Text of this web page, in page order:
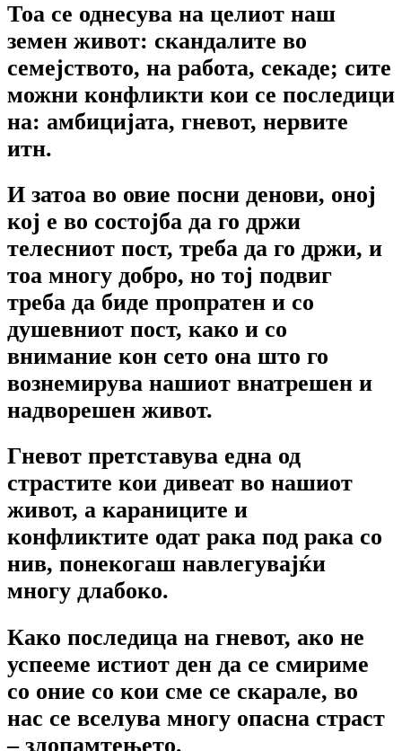
Тоа се однесува на целиот наш
земен живот: скандалите во
семејството, на работа, секаде; сите
можни конфликти кои се последици
на: амбицијата, гневот, нервите
итн.
И затоа во овие посни денови, оној
кој е во состојба да го држи
телесниот пост, треба да го држи, и
тоа многу добро, но тој подвиг
треба да биде пропратен и со
душевниот пост, како и со
внимание кон сето она што го
вознемирува нашиот внатрешен и
надворешен живот.
Гневот претставува една од
страстите кои дивеат во нашиот
живот, а караниците и
конфликтите одат рака под рака со
нив, понекогаш навлегувајќи
многу длабоко.
Како последица на гневот, ако не
успееме истиот ден да се смириме
со оние со кои сме се скарале, во
нас се вселува многу опасна страст
– злопамтењето.